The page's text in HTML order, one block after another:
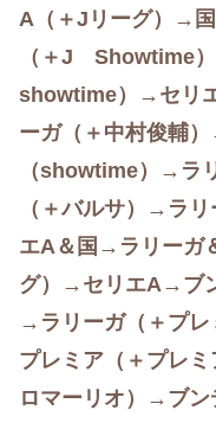
A（＋Jリーグ）→
（＋J Showtime
showtime）→セリ
ーガ（＋中村俊輔
（showtime）→ラ
（＋バルサ）→ラリ
エA＆国→ラリーガ
グ）→セリエA →ブ
→ラリーガ（＋プ
プレミア（＋プレ
ロマーリオ）→ブ